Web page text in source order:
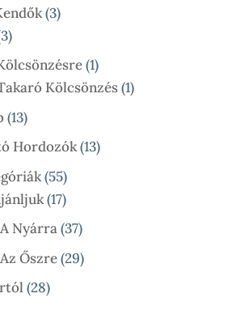
33
33
Termék
11
Termék
Kölcsönzés 11
1313
Termék
Hordozók 1313
5555
Termék
1717
Termék
Nyárra 3737
Termék
Őszre 2929
2828